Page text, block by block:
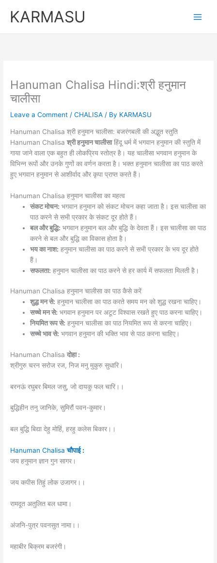
KARMASU
Hanuman Chalisa Hindi:श्री हनुमान
चालीसा
Leave a Comment /CHALISA / By KARMASU
Hanuman Chalisa श्री हनुमान चालीसा: बजरंगबली की अद्भुत स्तुति
Hanuman Chalisaश्री हनुमान चालीसाहिंदू धर्म में भगवान हनुमान की स्तुति में
गाया जाने वाला एक बहुत ही लोकप्रिय स्तोत्र है। यह चालीसा भगवान हनुमान के
विभिन्न रूपों और उनके गुणों का वर्णन करता है। भक्त हनुमान चालीसा का पाठ करते
हुए भगवान हनुमान से आशीर्वाद और कृपा प्राप्त करते हैं।
Hanuman Chalisa हनुमान चालीसा का महत्व
संकट मोचन: भगवान हनुमान को संकट मोचन कहा जाता है। इस चालीसा का
पाठ करने से सभी प्रकार के संकट दूर होते हैं।
बल और बुद्धि: भगवान हनुमान बल और बुद्धि के देवता हैं। इस चालीसा का पाठ
करने से बल और बुद्धि का विकास होता है।
भय का नाश: हनुमान चालीसा का पाठ करने से सभी प्रकार के भय दूर होते
हैं।
सफलता: हनुमान चालीसा का पाठ करने से हर कार्य में सफलता मिलती है।
Hanuman Chalisa हनुमान चालीसा का पाठ कैसे करें
शुद्ध मन से: हनुमान चालीसा का पाठ करते समय मन को शुद्ध रखना चाहिए।
सच्चे मन से: भगवान हनुमान पर अटूट विश्वास रखते हुए पाठ करना चाहिए।
नियमित रूप से: हनुमान चालीसा का पाठ नियमित रूप से करना चाहिए।
सच्चे भाव से: भगवान हनुमान की भक्ति भाव से पाठ करना चाहिए।
Hanuman Chalisaदोहा :
श्रीगुरु चरन सरोज रज, निज मनु मुकुरु सुधारि।
बरनऊं रघुबर बिमल जसु, जो दायकु फल चारि।।
बुद्धिहीन तनु जानिके, सुमिरौं पवन-कुमार।
बल बुद्धि बिद्या देहु मोहिं, हरहु कलेस बिकार।।
Hanuman Chalisaचौपाई :
जय हनुमान ज्ञान गुन सागर।
जय कपीस तिहुं लोक उजागर।।
रामदूत अतुलित बल धामा।
अंजनि-पुत्र पवनसुत नामा।।
महाबीर बिक्रम बजरंगी।